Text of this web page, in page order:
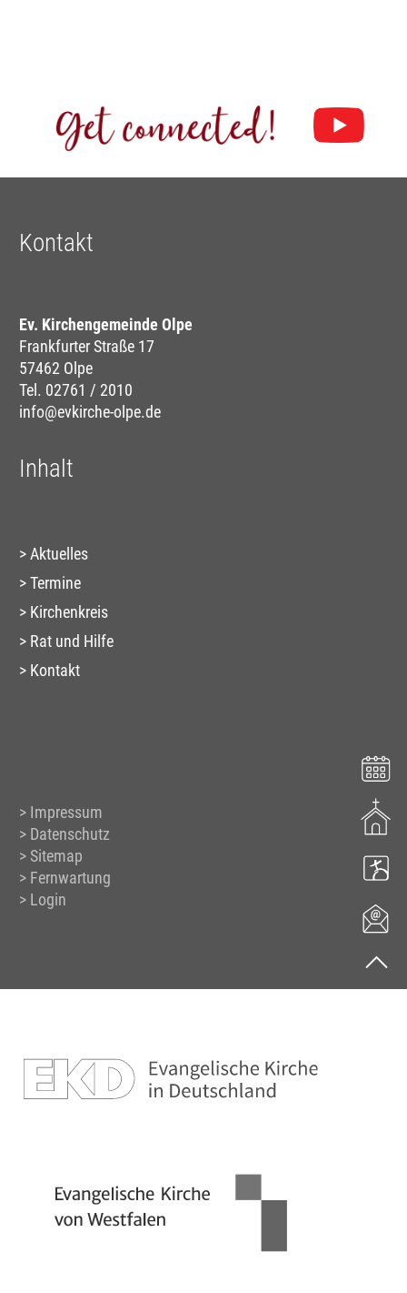
Kontakt
Ev. Kirchengemeinde Olpe
Frankfurter Straße 17
57462 Olpe
Tel. 02761 / 2010
info@evkirche-olpe.de
Inhalt
Aktuelles
Termine
Kirchenkreis
Rat und Hilfe
Kontakt
Impressum
Datenschutz
Sitemap
Fernwartung
Login